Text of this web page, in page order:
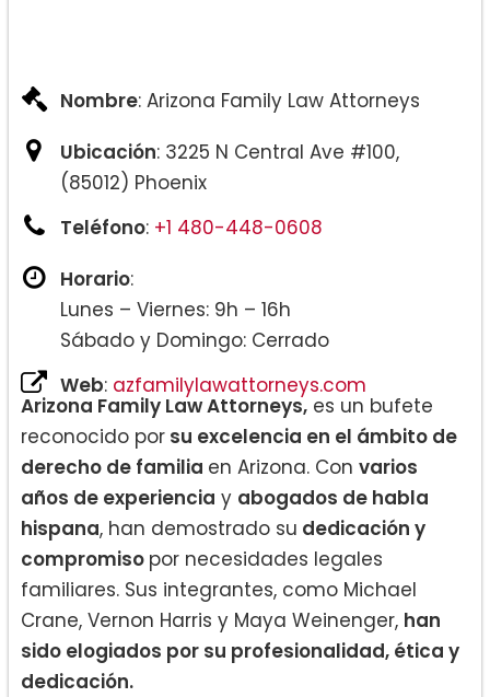
Nombre: Arizona Family Law Attorneys
Ubicación: 3225 N Central Ave #100,
(85012) Phoenix
Teléfono: +1 480-448-0608
Horario:
Lunes – Viernes: 9h – 16h
Sábado y Domingo: Cerrado
Web: azfamilylawattorneys.com
Arizona Family Law Attorneys, es un bufete
reconocido por su excelencia en el ámbito de
derecho de familia en Arizona. Con varios
años de experiencia y abogados de habla
hispana, han demostrado su dedicación y
compromiso por necesidades legales
familiares. Sus integrantes, como Michael
Crane, Vernon Harris y Maya Weinenger, han
sido elogiados por su profesionalidad, ética y
dedicación.